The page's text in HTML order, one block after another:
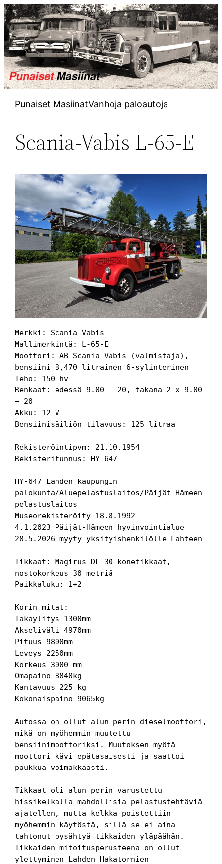
Punaiset MasiinatVanhoja paloautoja
Scania-Vabis L-65-E
Merkki: Scania-Vabis
Mallimerkintä: L-65-E
Moottori: AB Scania Vabis (valmistaja),
bensiini 8,470 litrainen 6-sylinterinen
Teho: 150 hv
Renkaat: edessä 9.00 – 20, takana 2 x 9.00
– 20
Akku: 12 V
Bensiinisäiliön tilavuus: 125 litraa
Rekisteröintipvm: 21.10.1954
Rekisteritunnus: HY-647
HY-647 Lahden kaupungin
palokunta/Aluepelastuslaitos/Päijät-Hämeen
pelastuslaitos
Museorekisteröity 18.8.1992
4.1.2023 Päijät-Hämeen hyvinvointialue
28.5.2026 myyty yksityishenkilölle Lahteen
Tikkaat: Magirus DL 30 konetikkaat,
nostokorkeus 30 metriä
Paikkaluku: 1+2
Korin mitat:
Takaylitys 1300mm
Akseliväli 4970mm
Pituus 9800mm
Leveys 2250mm
Korkeus 3000 mm
Omapaino 8840kg
Kantavuus 225 kg
Kokonaispaino 9065kg
Autossa on ollut alun perin dieselmoottori,
mikä on myöhemmin muutettu
bensiinimoottoriksi. Muutoksen myötä
moottori kävi epätasaisesti ja saattoi
paukkua voimakkaasti.
Tikkaat oli alun perin varustettu
hissikelkalla mahdollisia pelastustehtäviä
ajatellen, mutta kelkka poistettiin
myöhemmin käytöstä, sillä se ei aina
tahtonut pysähtyä tikkaiden yläpäähän.
Tikkaiden mitoitusperusteena on ollut
ylettyminen Lahden Hakatornien